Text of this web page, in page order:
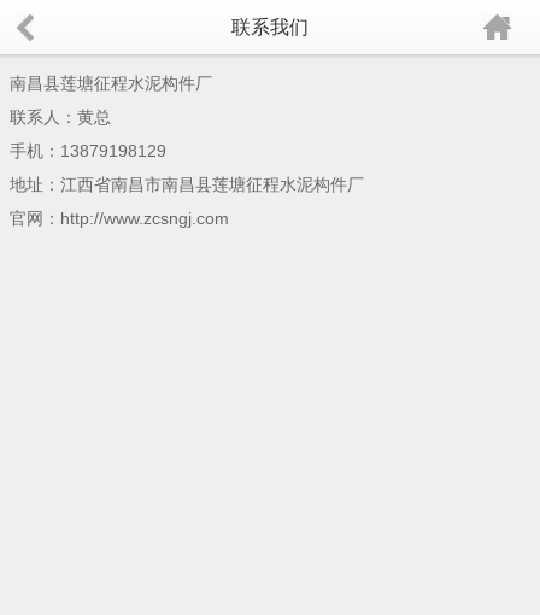
联系我们
南昌县莲塘征程水泥构件厂
联系人：黄总
手机： 13879198129
地址：江西省南昌市南昌县莲塘征程水泥构件厂
官网： http://www.zcsngj.com